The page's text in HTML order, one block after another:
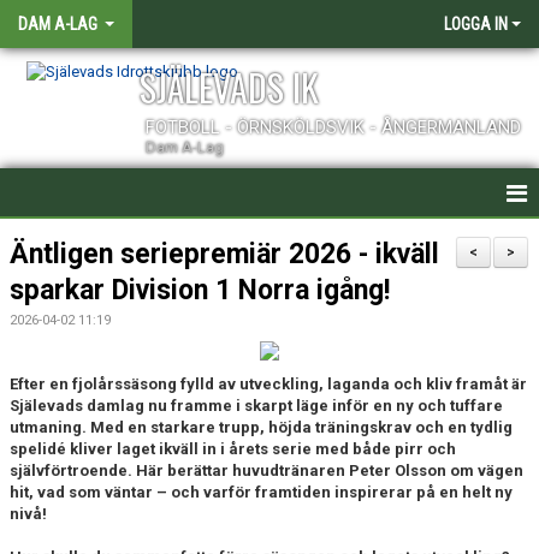
DAM A-LAG LOGGA IN
SJÄLEVADS IK
FOTBOLL - ÖRNSKÖLDSVIK - ÅNGERMANLAND
Dam A-Lag
HEM
NYHETER
TRUPPEN
KONTAKT
MATCHER
>
<
Äntligen seriepremiär 2026 - ikväll
sparkar Division 1 Norra igång!
2026-04-02 11:19
Efter en fjolårssäsong fylld av utveckling, laganda och kliv framåt är
Själevads damlag nu framme i skarpt läge inför en ny och tuffare
utmaning. Med en starkare trupp, höjda träningskrav och en tydlig
spelidé kliver laget ikväll in i årets serie med både pirr och
självförtroende. Här berättar huvudtränaren Peter Olsson om vägen
hit, vad som väntar – och varför framtiden inspirerar på en helt ny
nivå!